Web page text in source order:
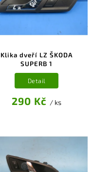
Klika dveří LZ ŠKODA
SUPERB 1
290 Kč / ks
Detail